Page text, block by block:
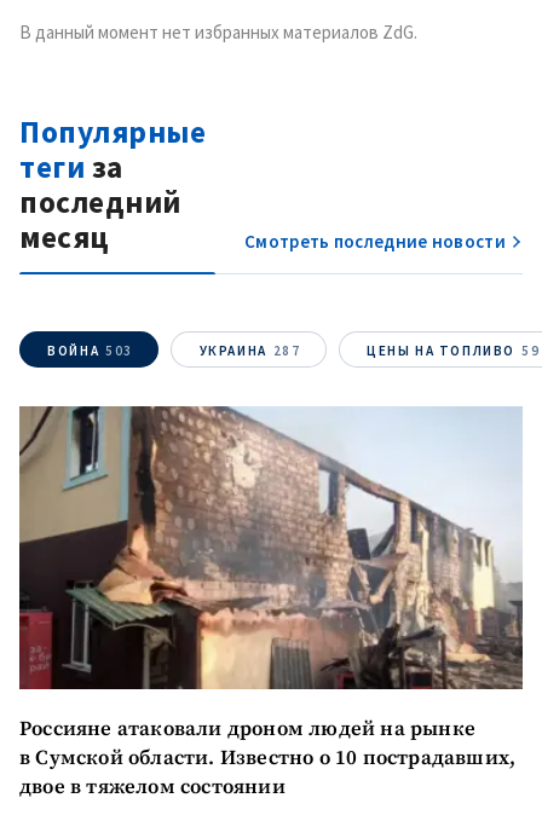
В данный момент нет избранных материалов ZdG.
Популярные
теги за
последний
месяц
Смотреть последние новости
ВОЙНА 503 УКРАИНА 287 ЦЕНЫ НА ТОПЛИВО 59
Россияне атаковали дроном людей на рынке
в Сумской области. Известно о 10 пострадавших,
двое в тяжелом состоянии